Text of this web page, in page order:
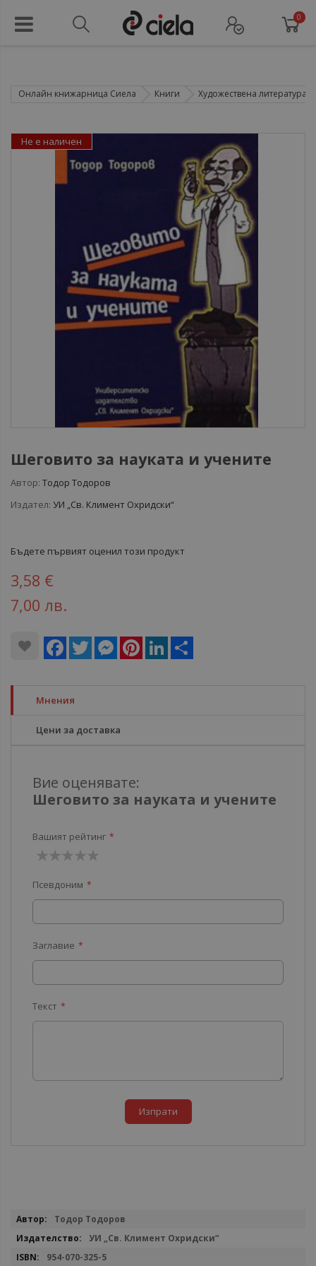
0
Онлайн книжарница Сиела Книги Художествена литература
Шеговито за науката и учените
Автор: Тодор Тодоров
Издател: УИ „Св. Климент Охридски“
Бъдете първият оценил този продукт
3,58 €
7,00 лв.
Facebook
Twitter MessengerPinterestLinkedIn
Не е наличен
Мнения
Цени за доставка
Вие оценявате:
Шеговито за науката и учените
Вашият рейтинг
звезда
звезди
звезди
звезди
звезди
Псевдоним
Заглавие
Текст
Изпрати
Повече
Тодор Тодоров
УИ „Св. Климент Охридски“
954-070-325-5